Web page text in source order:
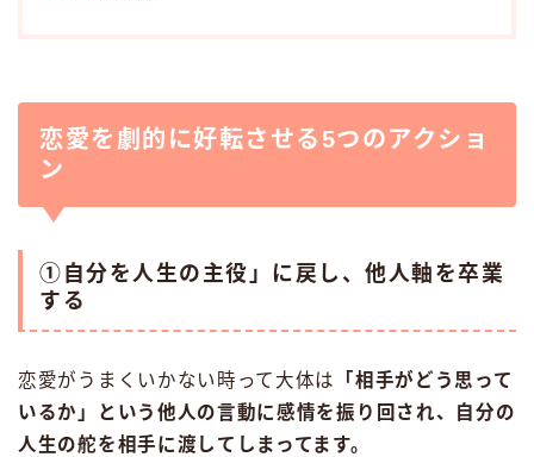
恋愛を劇的に好転させる5つのアクショ
ン
①自分を人生の主役」に戻し、他人軸を卒業
する
恋愛がうまくいかない時って大体は
「相手がどう思って
いるか」という他人の言動に感情を振り回され、自分の
人生の舵を相手に渡してしまってます。